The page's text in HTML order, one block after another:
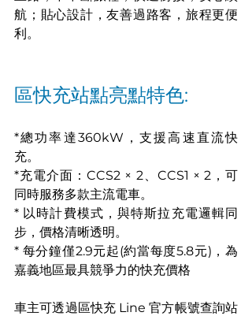
航；貼心設計，友善過路客，旅程更便
利。
區快充站點亮點特色:
*總功率達360kW，支援高速直流快
充。
*充電介面：CCS2 × 2、CCS1 × 2，可
同時服務多款主流電車。
* 以時計費模式，與特斯拉充電邏輯同
步，價格清晰透明。
* 每分鐘僅2.9元起(約當每度5.8元)，為
嘉義地區最具競爭力的快充價格
車主可透過區快充 Line 官方帳號查詢站